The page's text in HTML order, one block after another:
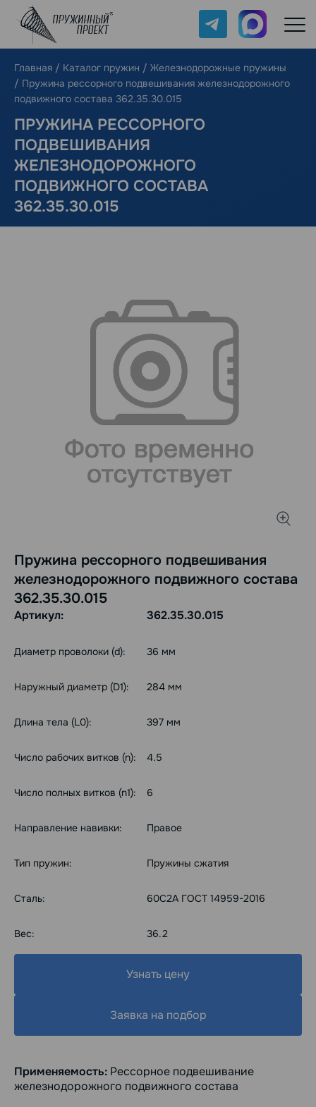
Telegram Max
Главная / Каталог пружин / Железнодорожные пружины
/ Пружина рессорного подвешивания железнодорожного
подвижного состава 362.35.30.015
ПРУЖИНА РЕССОРНОГО
ПОДВЕШИВАНИЯ
ЖЕЛЕЗНОДОРОЖНОГО
ПОДВИЖНОГО СОСТАВА
362.35.30.015
Пружина рессорного подвешивания
железнодорожного подвижного состава
362.35.30.015
Артикул: 362.35.30.015
Диаметр проволоки (d): 36 мм
Наружный диаметр (D1): 284 мм
Длина тела (L0): 397 мм
Число рабочих витков (n): 4.5
Число полных витков (n1): 6
Направление навивки: Правое
Тип пружин: Пружины сжатия
Сталь: 60С2А ГОСТ 14959-2016
Вес: 36.2
Узнать цену
Заявка на подбор
Применяемость: Рессорное подвешивание
железнодорожного подвижного состава